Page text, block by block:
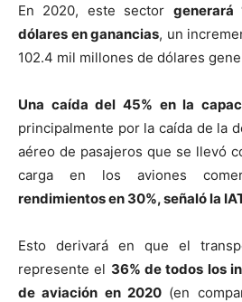
En 2020, este sector generará
dólares en ganancias, un
102.4 mil millones de dólares
Una caída del 45% en la
principalmente por la caída de la
aéreo de pasajeros que se llevó
carga en los aviones
rendimientos en 30%, señaló la
Esto derivará en que el
represente el 36% de todos los
de aviación en 2020 (en